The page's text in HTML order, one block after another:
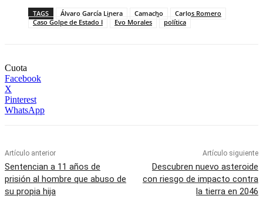
TAGS Álvaro García Linera Camacho
Carlos Romero
Caso Golpe de Estado I
Evo Morales política
Cuota
Facebook
X
Pinterest
WhatsApp
Artículo anterior
Sentencian a 11 años de
prisión al hombre que abuso de
su propia hija
Artículo siguiente
Descubren nuevo asteroide
con riesgo de impacto contra
la tierra en 2046